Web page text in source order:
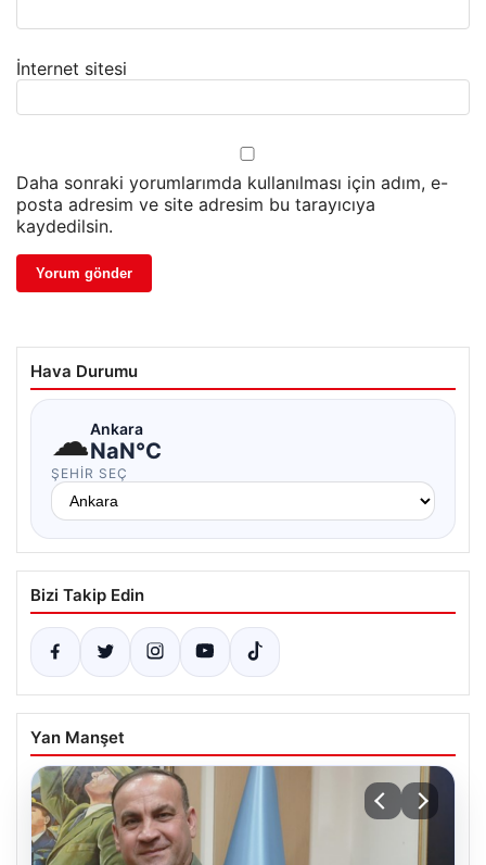
İnternet sitesi
Daha sonraki yorumlarımda kullanılması için adım, e-
posta adresim ve site adresim bu tarayıcıya
kaydedilsin.
Hava Durumu
☁Ankara
NaN°C
ŞEHIR SEÇ
Bizi Takip Edin
Yan Manşet